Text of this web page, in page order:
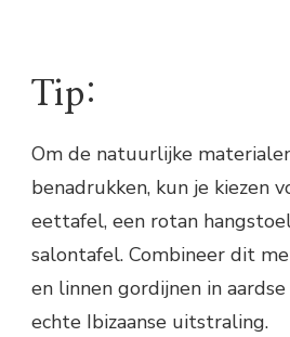
Tip:
Om de natuurlijke
benadrukken, kun je kiezen
eettafel, een rotan
salontafel. Combineer dit
en linnen gordijnen in
echte Ibizaanse uitstraling.